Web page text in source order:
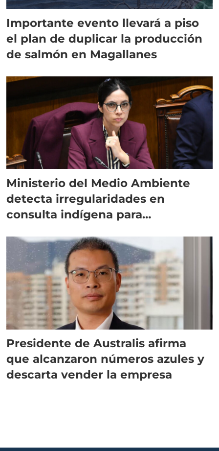
Importante evento llevará a piso
el plan de duplicar la producción
de salmón en Magallanes
Ministerio del Medio Ambiente
detecta irregularidades en
consulta indígena para
Presidente de Australis afirma
que alcanzaron números azules y
descarta vender la empresa